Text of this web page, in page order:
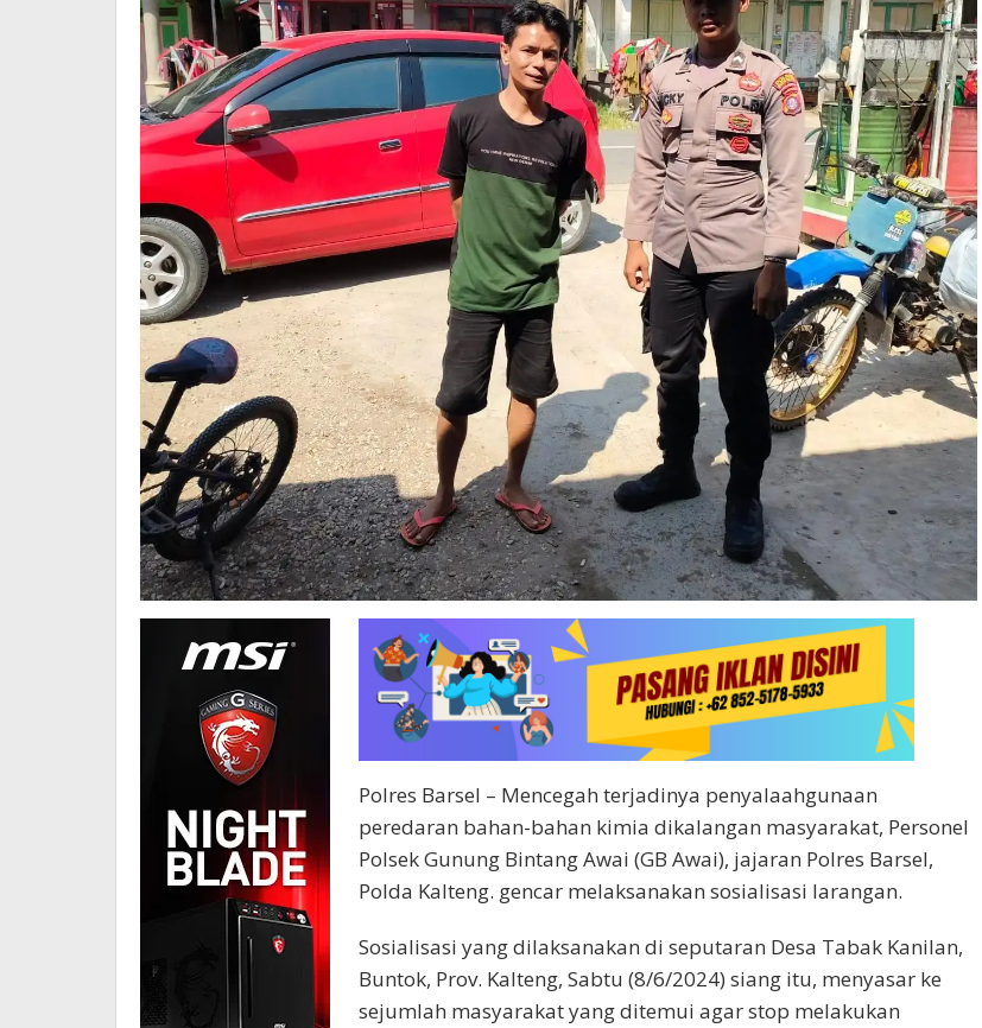
Polres Barsel – Mencegah terjadinya penyalaahgunaan
peredaran bahan-bahan kimia dikalangan masyarakat, Personel
Polsek Gunung Bintang Awai (GB Awai), jajaran Polres Barsel,
Polda Kalteng. gencar melaksanakan sosialisasi larangan.
Sosialisasi yang dilaksanakan di seputaran Desa Tabak Kanilan,
Buntok, Prov. Kalteng, Sabtu (8/6/2024) siang itu, menyasar ke
sejumlah masyarakat yang ditemui agar stop melakukan